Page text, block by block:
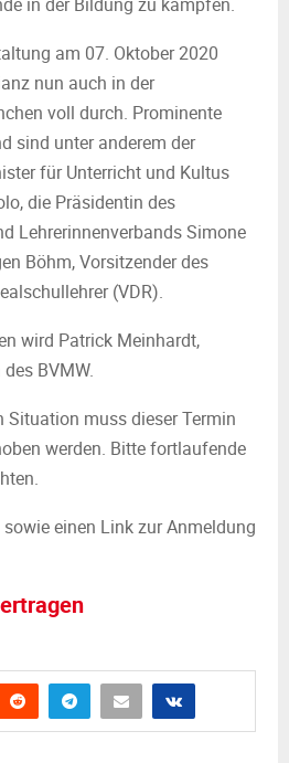
am 07. Oktober 2020
nun auch in der
voll durch. Prominente
sind unter anderem der
für Unterricht und Kultus
die Präsidentin des
Lehrerinnenverbands Simone
Böhm, Vorsitzender des
(VDR).
wird Patrick Meinhardt,
BVMW.
Situation muss dieser Termin
werden. Bitte fortlaufende
einen Link zur Anmeldung